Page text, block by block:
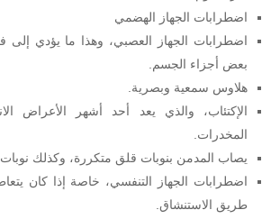
اضطرابات الجهاز الهضمي
اضطرابات الجهاز العصبي، وهذا ما يؤدي إلى
بعض أجزاء الجسم.
هلاوس سمعية وبصرية.
الإكتئاب، والذي يعد أحد أشهر الأعراض
المخدرات.
يصاب المدمن بنوبات قلق متكررة، وكذلك نوبات
اضطرابات الجهاز التنفسي، خاصة إذا كان
طريق الاستنشاق.